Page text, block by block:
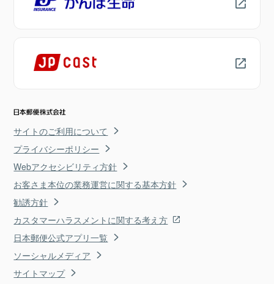
サイトのご利用について
プライバシーポリシー
Webアクセシビリティ方針
お客さま本位の業務運営に関する基本方針
勧誘方針
カスタマーハラスメントに関する考え方
日本郵便公式アプリ一覧
ソーシャルメディア
サイトマップ